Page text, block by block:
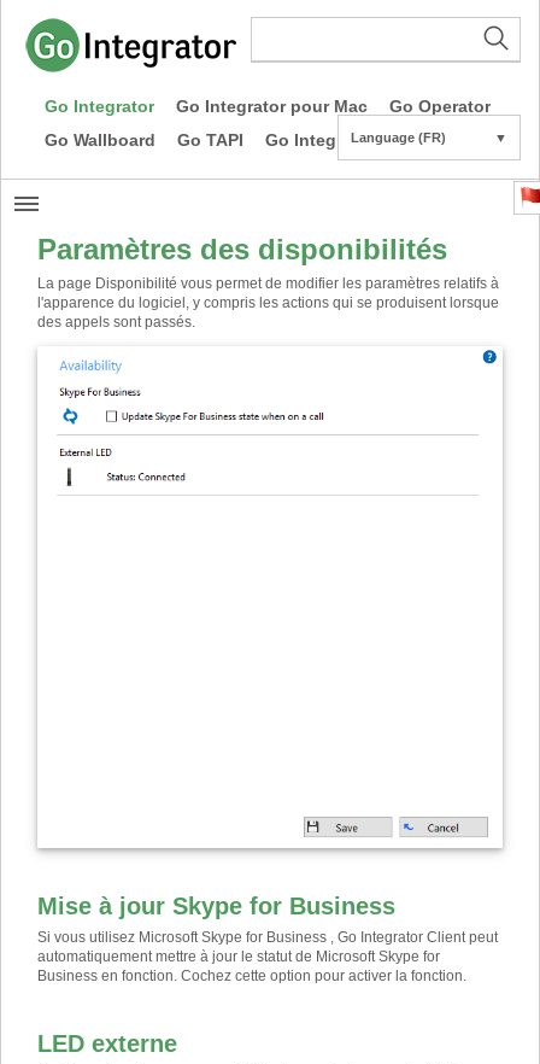
Go Integrator Go Integrator pour Mac
Go Operator
Go Wallboard
Go TAPI Go Integrator CE
Language (FR) ▼
Paramètres des disponibilités
La page Disponibilité vous permet de modifier les paramètres relatifs à
l'apparence du logiciel, y compris les actions qui se produisent lorsque
des appels sont passés.
Mise à jour Skype for Business
Si vous utilisez Microsoft Skype for Business , Go Integrator Client peut
automatiquement mettre à jour le statut de Microsoft Skype for
Business en fonction. Cochez cette option pour activer la fonction.
LED externe